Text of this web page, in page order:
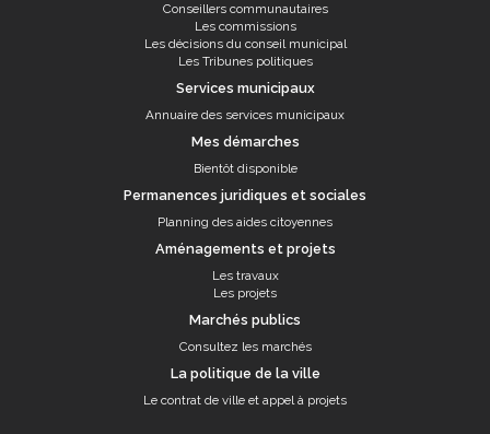
Conseillers communautaires
Les commissions
Les décisions du conseil municipal
Les Tribunes politiques
Services municipaux
Annuaire des services municipaux
Mes démarches
Bientôt disponible
Permanences juridiques et sociales
Planning des aides citoyennes
Aménagements et projets
Les travaux
Les projets
Marchés publics
Consultez les marchés
La politique de la ville
Le contrat de ville et appel à projets